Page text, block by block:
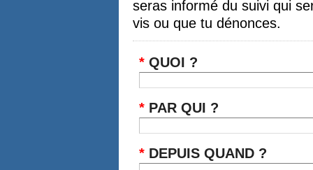
seras informé du suivi qui
vis ou que tu dénonces.
* QUOI ?
* PAR QUI ?
* DEPUIS QUAND ?